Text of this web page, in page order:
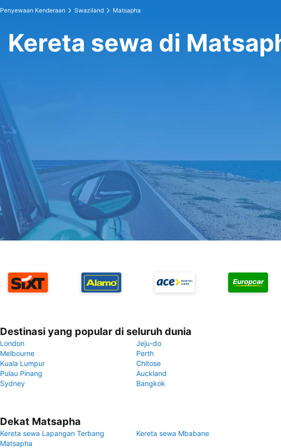
Penyewaan Kenderaan Swaziland Matsapha
Kereta sewa di
Destinasi yang popular di seluruh dunia
London
Jeju-do
Melbourne
Perth
Kuala Lumpur
Chitose
Pulau Pinang
Auckland
Sydney
Bangkok
Dekat Matsapha
Kereta sewa Lapangan Terbang
Matsapha
Kereta sewa Mbabane